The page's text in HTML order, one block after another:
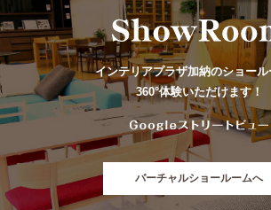
インテリアプラザ加納のショール
360°体験いただけます！
バーチャルショールームへ